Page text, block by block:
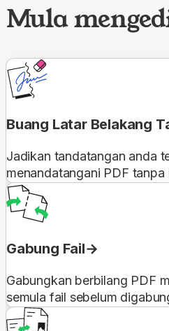
Mula
Buang Latar Belakang
Jadikan tandatangan anda
menandatangani PDF
Gabung Fail
Gabungkan berbilang PDF
semula fail sebelum